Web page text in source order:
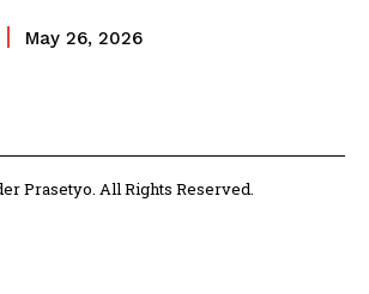
May 26, 2026
Prasetyo. All Rights Reserved.